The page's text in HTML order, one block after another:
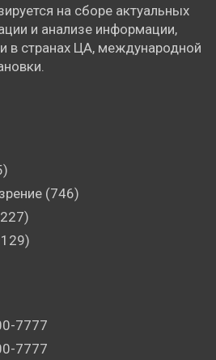
на сборе актуальных
и анализе информации,
в странах ЦА, международной
(746)
7777
7777